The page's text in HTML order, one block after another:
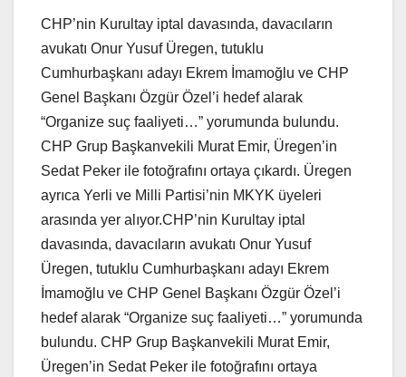
CHP’nin Kurultay iptal davasında, davacıların
avukatı Onur Yusuf Üregen, tutuklu
Cumhurbaşkanı adayı Ekrem İmamoğlu ve CHP
Genel Başkanı Özgür Özel’i hedef alarak
“Organize suç faaliyeti…” yorumunda bulundu.
CHP Grup Başkanvekili Murat Emir, Üregen’in
Sedat Peker ile fotoğrafını ortaya çıkardı. Üregen
ayrıca Yerli ve Milli Partisi’nin MKYK üyeleri
arasında yer alıyor.CHP’nin Kurultay iptal
davasında, davacıların avukatı Onur Yusuf
Üregen, tutuklu Cumhurbaşkanı adayı Ekrem
İmamoğlu ve CHP Genel Başkanı Özgür Özel’i
hedef alarak “Organize suç faaliyeti…” yorumunda
bulundu. CHP Grup Başkanvekili Murat Emir,
Üregen’in Sedat Peker ile fotoğrafını ortaya